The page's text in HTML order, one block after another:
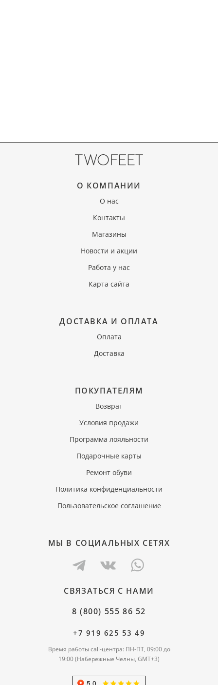
О КОМПАНИИ
О нас
Контакты
Магазины
Новости и акции
Работа у нас
Карта сайта
ДОСТАВКА И ОПЛАТА
Оплата
Доставка
ПОКУПАТЕЛЯМ
Возврат
Условия продажи
Программа лояльности
Подарочные карты
Ремонт обуви
Политика конфиденциальности
Пользовательское соглашение
МЫ В СОЦИАЛЬНЫХ СЕТЯХ
СВЯЗАТЬСЯ С НАМИ
8 (800) 555 86 52
+7 919 625 53 49
Время работы call-центра: ПН-ПТ, 09:00 до
19:00 (Набережные Челны, GMT+3)